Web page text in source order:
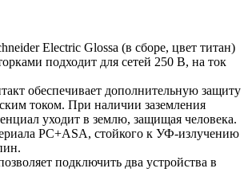
Electric Glossa (в сборе, цвет титан)
подходит для сетей 250 В, на ток
обеспечивает дополнительную защиту
током. При наличии заземления
уходит в землю, защищая человека.
PС+ASA, стойкого к УФ-излучению
подключить два устройства в